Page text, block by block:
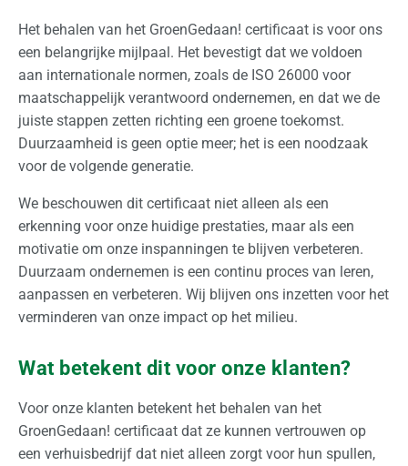
Het behalen van het GroenGedaan! certificaat is voor ons
een belangrijke mijlpaal. Het bevestigt dat we voldoen
aan internationale normen, zoals de ISO 26000 voor
maatschappelijk verantwoord ondernemen, en dat we de
juiste stappen zetten richting een groene toekomst.
Duurzaamheid is geen optie meer; het is een noodzaak
voor de volgende generatie.
We beschouwen dit certificaat niet alleen als een
erkenning voor onze huidige prestaties, maar als een
motivatie om onze inspanningen te blijven verbeteren.
Duurzaam ondernemen is een continu proces van leren,
aanpassen en verbeteren. Wij blijven ons inzetten voor het
verminderen van onze impact op het milieu.
Wat betekent dit voor onze klanten?
Voor onze klanten betekent het behalen van het
GroenGedaan! certificaat dat ze kunnen vertrouwen op
een verhuisbedrijf dat niet alleen zorgt voor hun spullen,